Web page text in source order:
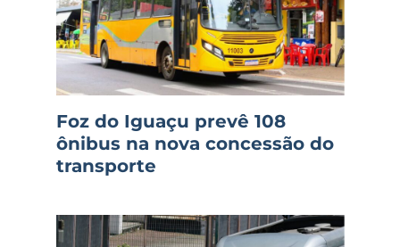
Foz do Iguaçu prevê 108
ônibus na nova concessão do
transporte